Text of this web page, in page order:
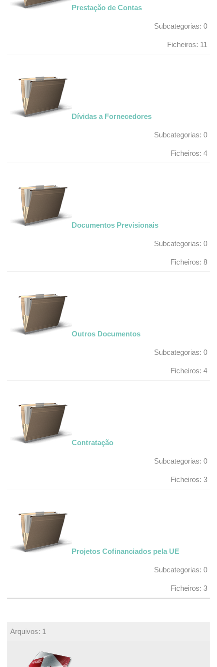
Prestação de Contas
Subcategorias: 0
Ficheiros: 11
Dívidas a Fornecedores
Subcategorias: 0
Ficheiros: 4
Documentos Previsionais
Subcategorias: 0
Ficheiros: 8
Outros Documentos
Subcategorias: 0
Ficheiros: 4
Contratação
Subcategorias: 0
Ficheiros: 3
Projetos Cofinanciados pela UE
Subcategorias: 0
Ficheiros: 3
Arquivos: 1